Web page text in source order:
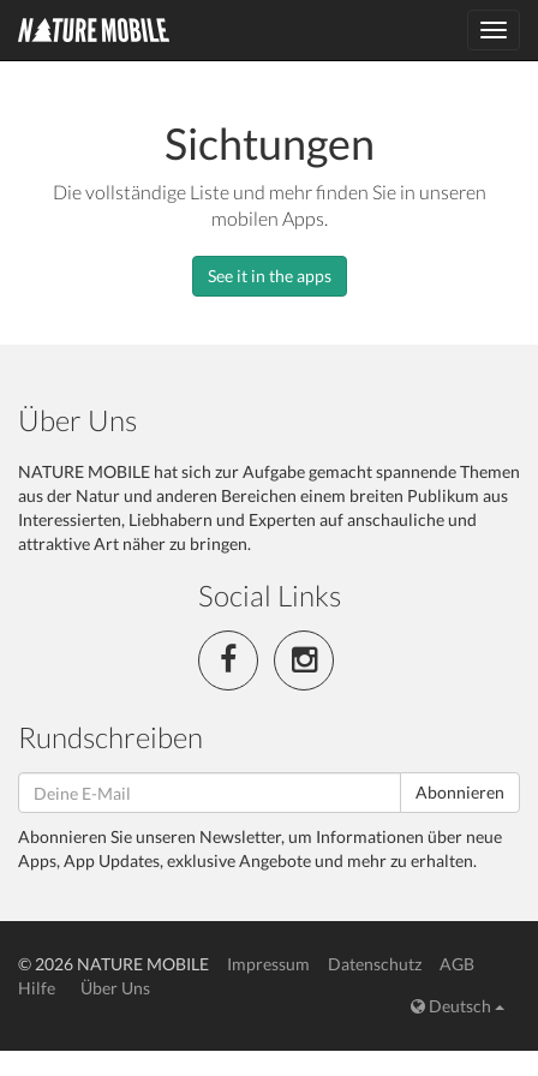
Sichtungen
Die vollständige Liste und mehr finden Sie in unseren
mobilen Apps.
See it in the apps
Über Uns
NATURE MOBILE hat sich zur Aufgabe gemacht spannende Themen
aus der Natur und anderen Bereichen einem breiten Publikum aus
Interessierten, Liebhabern und Experten auf anschauliche und
attraktive Art näher zu bringen.
Social Links
Rundschreiben
Abonnieren
Abonnieren Sie unseren Newsletter, um Informationen über neue
Apps, App Updates, exklusive Angebote und mehr zu erhalten.
© 2026 NATURE MOBILE Impressum Datenschutz
AGB
Hilfe
Über Uns
Deutsch